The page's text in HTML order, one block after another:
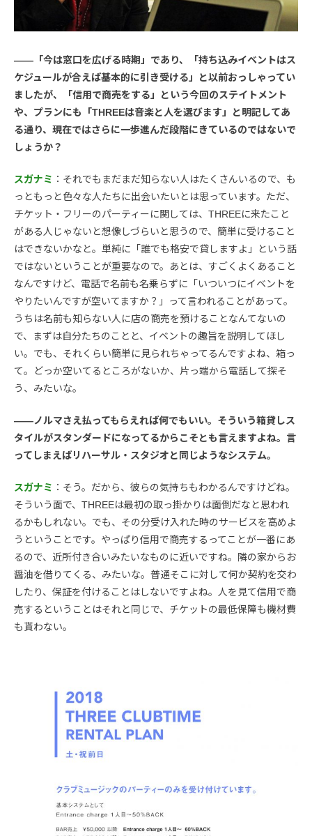
――「今は窓口を広げる時期」であり、「持ち込みイベントはス
ケジュールが合えば基本的に引き受ける」と以前おっしゃってい
ましたが、「信用で商売をする」という今回のステイトメント
や、プランにも「THREEは音楽と人を選びます」と明記してあ
る通り、現在ではさらに一歩進んだ段階にきているのではないで
しょうか？
スガナミ ：それでもまだまだ知らない人はたくさんいるので、も
っともっと色々な人たちに出会いたいとは思っています。ただ、
チケット・フリーのパーティーに関しては、THREEに来たこと
がある人じゃないと想像しづらいと思うので、簡単に受けること
はできないかなと。単純に「誰でも格安で貸しますよ」という話
ではないということが重要なので。あとは、すごくよくあること
なんですけど、電話で名前も名乗らずに「いついつにイベントを
やりたいんですが空いてますか？」って言われることがあって。
うちは名前も知らない人に店の商売を預けることなんてないの
で、まずは自分たちのことと、イベントの趣旨を説明してほし
い。でも、それくらい簡単に見られちゃってるんですよね、箱っ
て。どっか空いてるところがないか、片っ端から電話して探そ
う、みたいな。
――ノルマさえ払ってもらえれば何でもいい。そういう箱貸しス
タイルがスタンダードになってるからこそとも言えますよね。言
ってしまえばリハーサル・スタジオと同じようなシステム。
スガナミ ：そう。だから、彼らの気持ちもわかるんですけどね。
そういう面で、THREEは最初の取っ掛かりは面倒だなと思われ
るかもしれない。でも、その分受け入れた時のサービスを高めよ
うということです。やっぱり信用で商売するってことが一番にあ
るので、近所付き合いみたいなものに近いですね。隣の家からお
醤油を借りてくる、みたいな。普通そこに対して何か契約を交わ
したり、保証を付けることはしないですよね。人を見て信用で商
売するということはそれと同じで、チケットの最低保障も機材費
も貰わない。